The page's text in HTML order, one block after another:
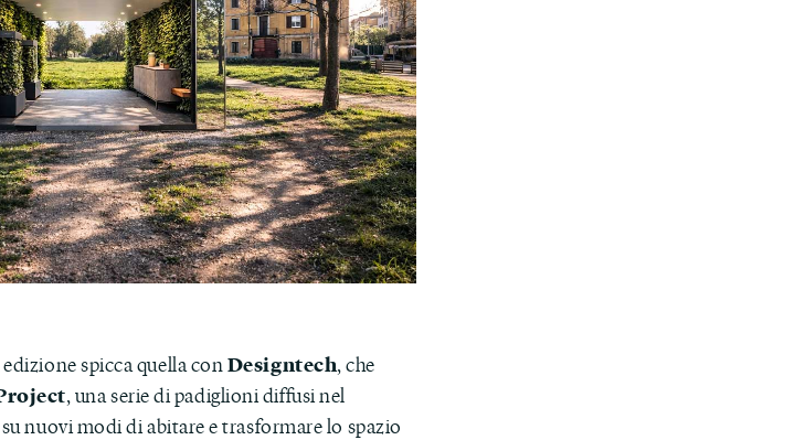
spicca quella conDesigntech, che
, una serie di padiglioni diffusi nel
nuovi modi di abitare e trasformare lo spazio